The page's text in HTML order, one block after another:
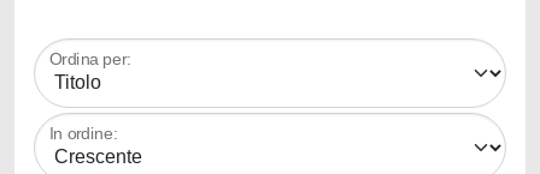
Ordina per:
In ordine: